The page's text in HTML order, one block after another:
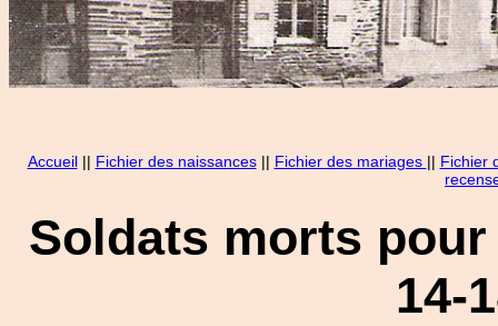
Accueil|| Fichier des naissances|| Fichier des mariages || Fichier
Soldats morts pour
14-